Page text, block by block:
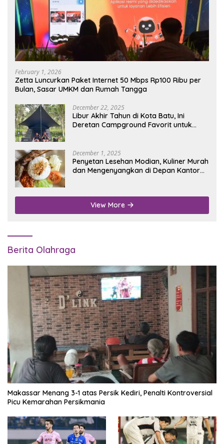
February 1, 2026
Zetta Luncurkan Paket Internet 50 Mbps Rp100 Ribu per
Bulan, Sasar UMKM dan Rumah Tangga
December 22, 2025
Libur Akhir Tahun di Kota Batu, Ini
Deretan Campground Favorit untuk
December 1, 2025
Penyetan Lesehan Modian, Kuliner Murah
dan Mengenyangkan di Depan Kantor
View More
Berita Olahraga
Makassar Menang 3-1 atas Persik Kediri, Penalti Kontroversial
Picu Kemarahan Persikmania